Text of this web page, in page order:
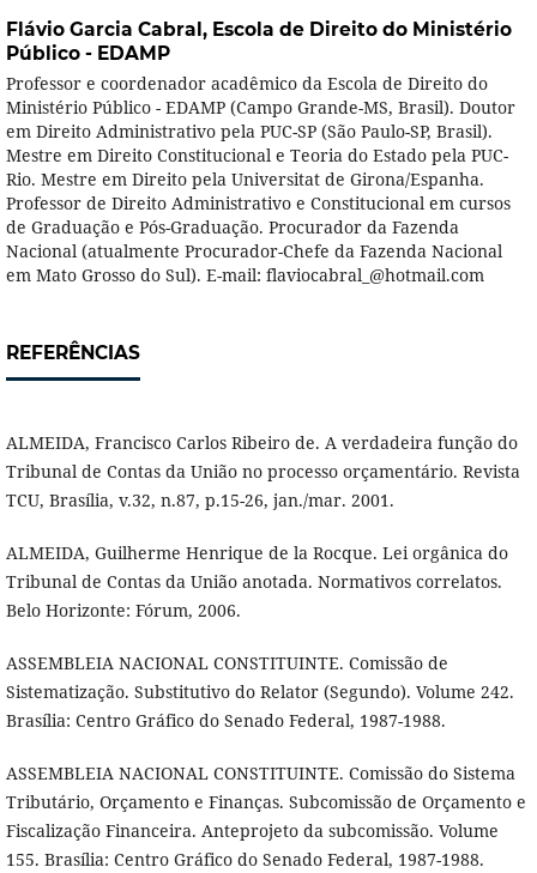
Flávio Garcia Cabral, Escola de Direito do Ministério
Público - EDAMP
Professor e coordenador acadêmico da Escola de Direito do
Ministério Público - EDAMP (Campo Grande-MS, Brasil). Doutor
em Direito Administrativo pela PUC-SP (São Paulo-SP, Brasil).
Mestre em Direito Constitucional e Teoria do Estado pela PUC-
Rio. Mestre em Direito pela Universitat de Girona/Espanha.
Professor de Direito Administrativo e Constitucional em cursos
de Graduação e Pós-Graduação. Procurador da Fazenda
Nacional (atualmente Procurador-Chefe da Fazenda Nacional
em Mato Grosso do Sul). E-mail: flaviocabral_@hotmail.com
REFERÊNCIAS
ALMEIDA, Francisco Carlos Ribeiro de. A verdadeira função do
Tribunal de Contas da União no processo orçamentário. Revista
TCU, Brasília, v.32, n.87, p.15-26, jan./mar. 2001.
ALMEIDA, Guilherme Henrique de la Rocque. Lei orgânica do
Tribunal de Contas da União anotada. Normativos correlatos.
Belo Horizonte: Fórum, 2006.
ASSEMBLEIA NACIONAL CONSTITUINTE. Comissão de
Sistematização. Substitutivo do Relator (Segundo). Volume 242.
Brasília: Centro Gráfico do Senado Federal, 1987-1988.
ASSEMBLEIA NACIONAL CONSTITUINTE. Comissão do Sistema
Tributário, Orçamento e Finanças. Subcomissão de Orçamento e
Fiscalização Financeira. Anteprojeto da subcomissão. Volume
155. Brasília: Centro Gráfico do Senado Federal, 1987-1988.